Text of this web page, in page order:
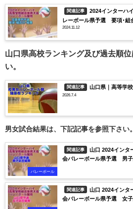
関連記事
2024インターハ
レーボール県予選 要項･組
2024.11.12
山口県高校ランキング及び過去順
い。
関連記事 山口県｜高等学
2026.7.4
男女試合結果は、下記記事を参照下さい。
バレーボール
関連記事
山口 2024インタ
会バレーボール県予選 男
関連記事
山口 2024インタ
会バレーボール県予選 女